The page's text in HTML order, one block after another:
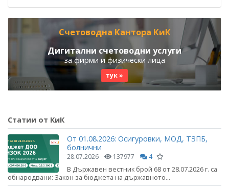
Счетоводна Кантора КиК
Дигитални счетоводни услуги
за фирми и физически лица
тук »
Статии от КиК
От 01.08.2026: Осигуровки, МОД, ТЗПБ,
болнични
28.07.2026 137977 4
В Държавен вестник брой 68 от 28.07.2026 г. са
обнародвани: Закон за бюджета на държавното...